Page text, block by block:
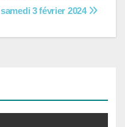
samedi 3 février 2024